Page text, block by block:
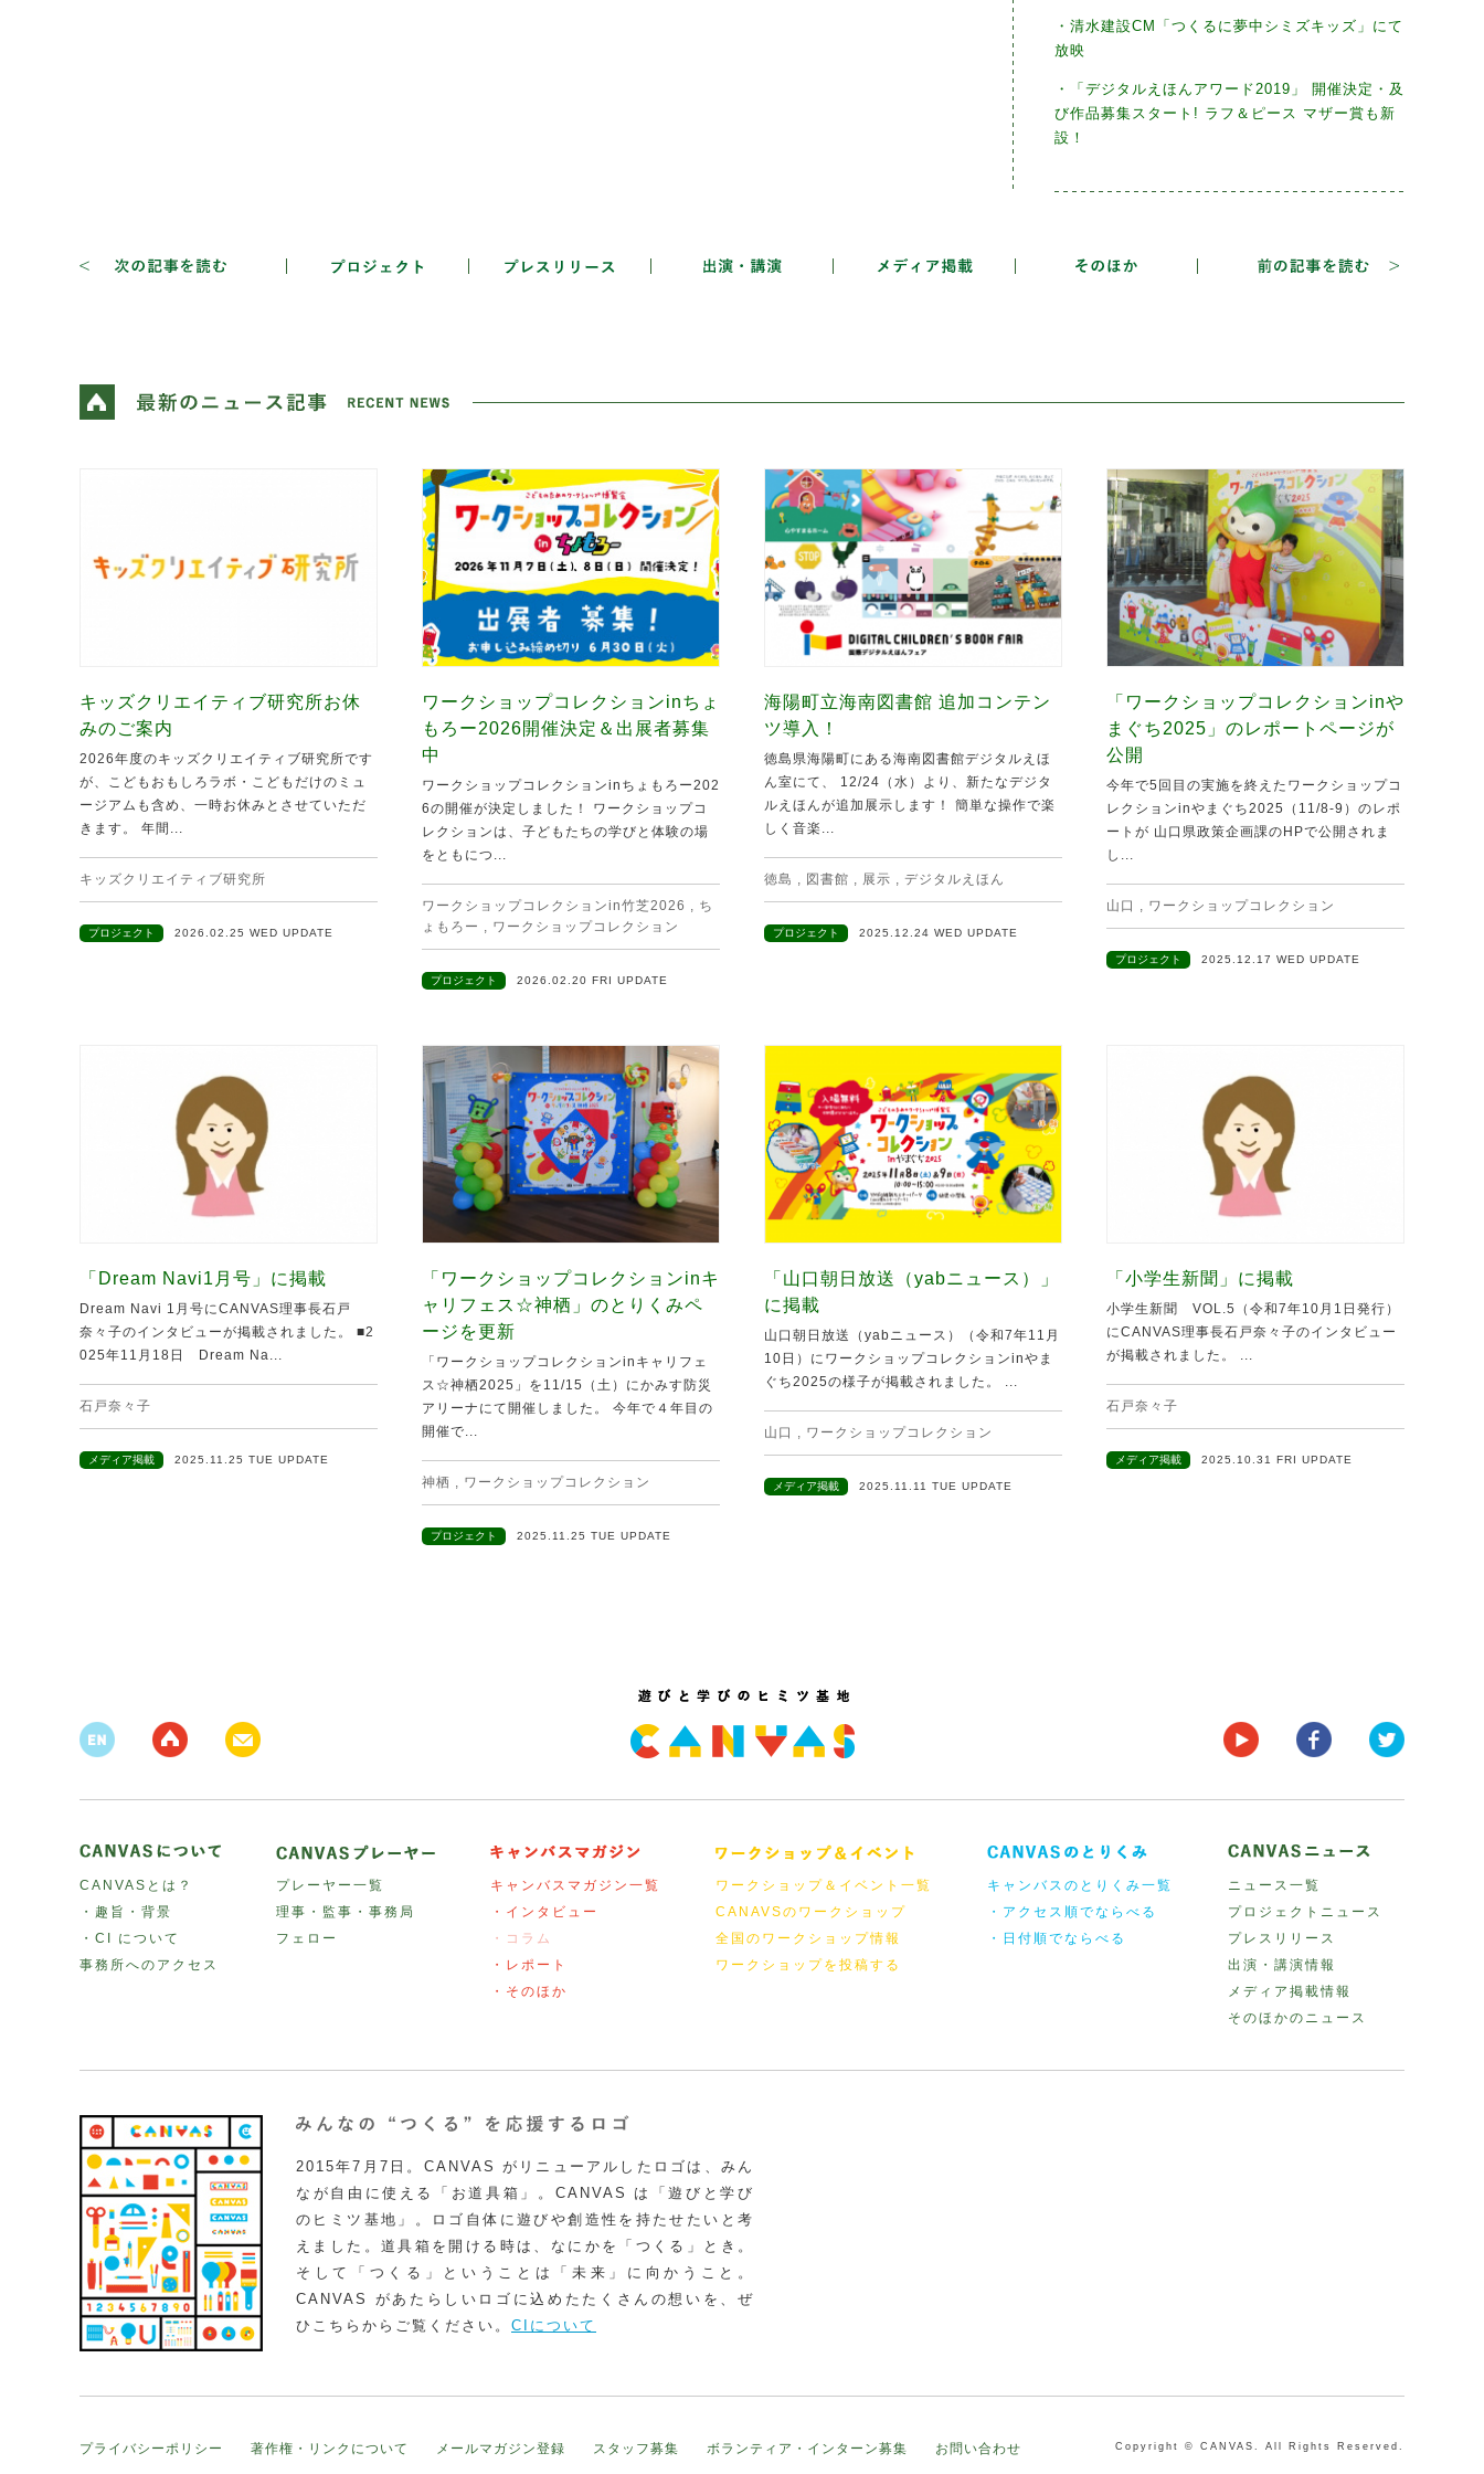
・清水建設CM「つくるに夢中シミズキッズ」にて
放映
・「デジタルえほんアワード2019」 開催決定・及
び作品募集スタート! ラフ＆ピース マザー賞も新
設！
キッズクリエイティブ研究所お休
みのご案内
2026年度のキッズクリエイティブ研究所です
が、こどもおもしろラボ・こどもだけのミュ
ージアムも含め、一時お休みとさせていただ
きます。 年間...
キッズクリエイティブ研究所
プロジェクト 2026.02.25 WED UPDATE
ワークショップコレクションinちょ
もろー2026開催決定＆出展者募集
中
ワークショップコレクションinちょもろー202
6の開催が決定しました！ ワークショップコ
レクションは、子どもたちの学びと体験の場
をともにつ...
ワークショップコレクションin竹芝2026 , ち
ょもろー , ワークショップコレクション
プロジェクト 2026.02.20 FRI UPDATE
海陽町立海南図書館 追加コンテン
ツ導入！
徳島県海陽町にある海南図書館デジタルえほ
ん室にて、 12/24（水）より、新たなデジタ
ルえほんが追加展示します！ 簡単な操作で楽
しく音楽...
徳島 , 図書館 , 展示 , デジタルえほん
プロジェクト 2025.12.24 WED UPDATE
「ワークショップコレクションinや
まぐち2025」のレポートページが
公開
今年で5回目の実施を終えたワークショップコ
レクションinやまぐち2025（11/8-9）のレポ
ートが 山口県政策企画課のHPで公開されま
し...
山口 , ワークショップコレクション
プロジェクト 2025.12.17 WED UPDATE
「Dream Navi1月号」に掲載
Dream Navi 1月号にCANVAS理事長石戸
奈々子のインタビューが掲載されました。 ■2
025年11月18日 Dream Na...
石戸奈々子
メディア掲載 2025.11.25 TUE UPDATE
「ワークショップコレクションinキ
ャリフェス☆神栖」のとりくみペ
ージを更新
「ワークショップコレクションinキャリフェ
ス☆神栖2025」を11/15（土）にかみす防災
アリーナにて開催しました。 今年で４年目の
開催で...
神栖 , ワークショップコレクション
プロジェクト 2025.11.25 TUE UPDATE
「山口朝日放送（yabニュース）」
に掲載
山口朝日放送（yabニュース）（令和7年11月
10日）にワークショップコレクションinやま
ぐち2025の様子が掲載されました。 ...
山口 , ワークショップコレクション
メディア掲載 2025.11.11 TUE UPDATE
「小学生新聞」に掲載
小学生新聞 VOL.5（令和7年10月1日発行）
にCANVAS理事長石戸奈々子のインタビュー
が掲載されました。 ...
石戸奈々子
メディア掲載 2025.10.31 FRI UPDATE
CANVASとは？
・趣旨・背景
・CI について
事務所へのアクセス
プレーヤー一覧
理事・監事・事務局
フェロー
キャンバスマガジン一覧
・インタビュー
・コラム
・レポート
・そのほか
ワークショップ＆イベント一覧
CANAVSのワークショップ
全国のワークショップ情報
ワークショップを投稿する
キャンバスのとりくみ一覧
・アクセス順でならべる
・日付順でならべる
ニュース一覧
プロジェクトニュース
プレスリリース
出演・講演情報
メディア掲載情報
そのほかのニュース
2015年7月7日。CANVAS がリニューアルしたロゴは、みん
なが自由に使える「お道具箱」。CANVAS は「遊びと学び
のヒミツ基地」。ロゴ自体に遊びや創造性を持たせたいと考
えました。道具箱を開ける時は、なにかを「つくる」とき。
そして「つくる」ということは「未来」に向かうこと。
CANVAS があたらしいロゴに込めたたくさんの想いを、ぜ
ひこちらからご覧ください。 CIについて
プライバシーポリシー 著作権・リンクについて メールマガジン登録 スタッフ募集 ボランティア・インターン募集 お問い合わせ Copyright © CANVAS. All Rights Reserved.